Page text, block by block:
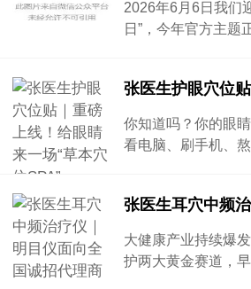
2026年6月6日我们
日”，今年官方主题
你知道吗？你的眼
看电脑、刷手机、
大健康产业持续爆
护两大黄金赛道，